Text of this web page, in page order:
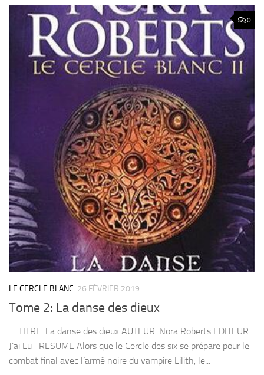
0
LE CERCLE BLANC 26 FÉVRIER 2019
Tome 2: La danse des dieux
TITRE: La danse des dieux AUTEUR: Nora Roberts EDITEUR:
J’ai Lu RESUME Alors que le Cercle des six se prépare pour le
combat final avec l’armé noire du vampire Lilith, le...